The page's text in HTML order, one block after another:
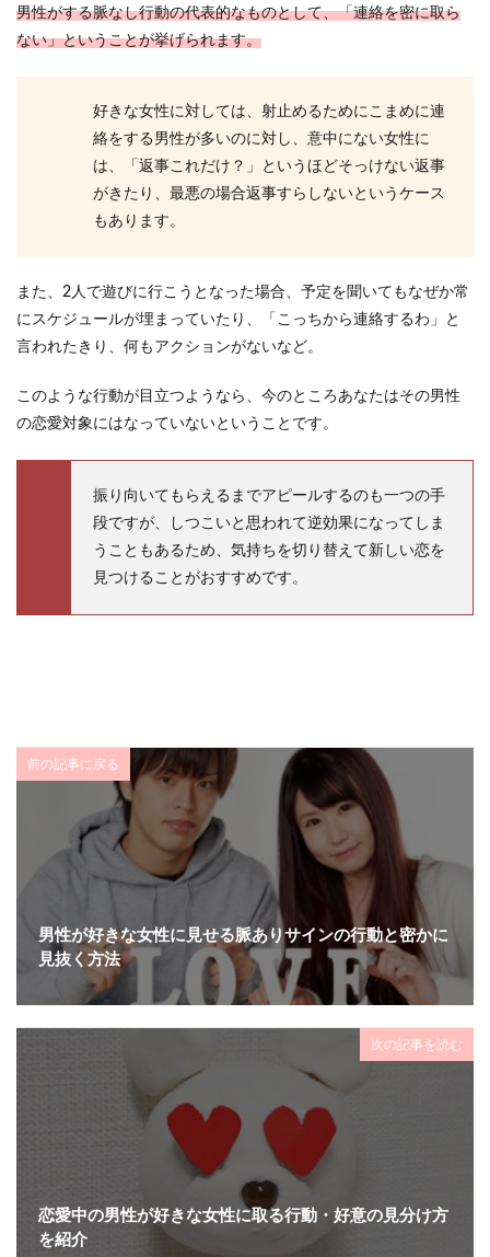
男性がする脈なし行動の代表的なものとして、「連絡を密に取ら
ない」ということが挙げられます。
好きな女性に対しては、射止めるためにこまめに連
絡をする男性が多いのに対し、意中にない女性に
は、「返事これだけ？」というほどそっけない返事
がきたり、最悪の場合返事すらしないというケース
もあります。
また、2人で遊びに行こうとなった場合、予定を聞いてもなぜか常
にスケジュールが埋まっていたり、「こっちから連絡するわ」と
言われたきり、何もアクションがないなど。
このような行動が目立つようなら、今のところあなたはその男性
の恋愛対象にはなっていないということです。
振り向いてもらえるまでアピールするのも一つの手
段ですが、しつこいと思われて逆効果になってしま
うこともあるため、気持ちを切り替えて新しい恋を
見つけることがおすすめです。
前の記事に戻る
男性が好きな女性に見せる脈ありサインの行動と密かに
見抜く方法
次の記事を読む
恋愛中の男性が好きな女性に取る行動・好意の見分け方
を紹介